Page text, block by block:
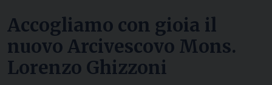
Accogliamo con gioia il
nuovo Arcivescovo Mons.
Lorenzo Ghizzoni